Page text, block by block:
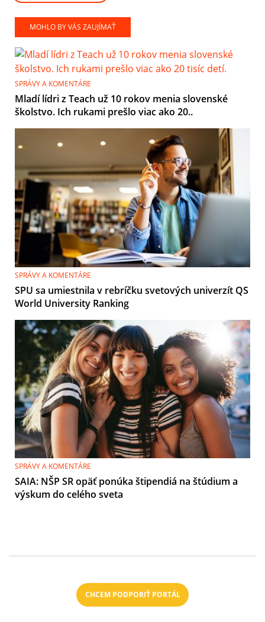
MOHLO BY VÁS ZAUJÍMAŤ
SPRÁVY A KOMENTÁRE
Mladí lídri z Teach už 10 rokov menia slovenské
školstvo. Ich rukami prešlo viac ako 20..
SPRÁVY A KOMENTÁRE
SPU sa umiestnila v rebríčku svetových univerzít QS
World University Ranking
SPRÁVY A KOMENTÁRE
SAIA: NŠP SR opäť ponúka štipendiá na štúdium a
výskum do celého sveta
CHCEM PODPORIŤ PORTÁL